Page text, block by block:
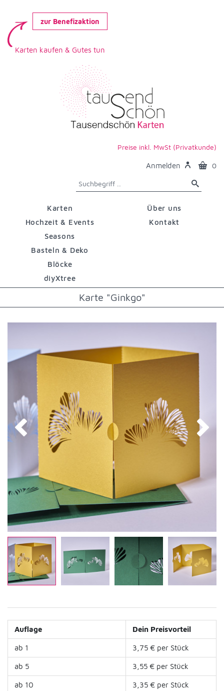
zur Benefizaktion
Karten kaufen & Gutes tun
Preise inkl. MwSt (Privatkunde)
Anmelden 0
Karten
Hochzeit & Events
Seasons
Basteln & Deko
Blöcke
diyXtree
Über uns
Kontakt
Karte "Ginkgo"
Auflage Dein Preisvorteil
ab 1 3,75 € per Stück
ab 5 3,55 € per Stück
ab 10 3,35 € per Stück